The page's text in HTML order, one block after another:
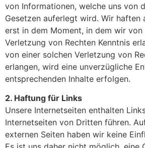
von Informationen, welche uns von
Gesetzen auferlegt wird. Wir haften
erst in dem Moment, in dem wir
Verletzung von Rechten Kenntnis
von einer solchen Verletzung von
erlangen, wird eine unverzügliche
entsprechenden Inhalte erfolgen.
2. Haftung für Links
Unsere Internetseiten enthalten
Internetseiten von Dritten führen.
externen Seiten haben wir keine